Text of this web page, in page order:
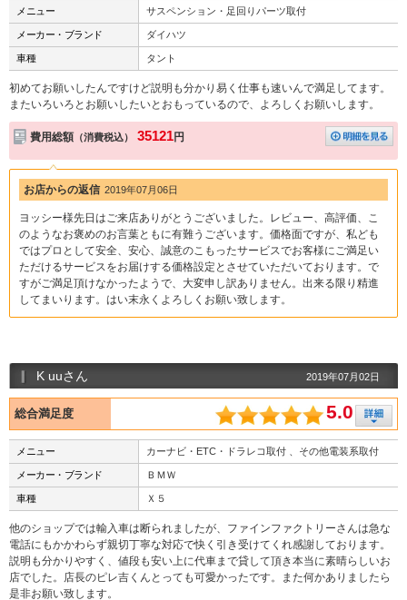
メニュー サスペンション・足回りパーツ取付
メーカー・ブランド ダイハツ
車種 タント
初めてお願いしたんですけど説明も分かり易く仕事も速いんで満足してます。
またいろいろとお願いしたいとおもっているので、よろしくお願いします。
費用総額 （消費税込） 35121円
お店からの返信 2019年07月06日
ヨッシー様先日はご来店ありがとうございました。レビュー、高評価、こ
のようなお褒めのお言葉ともに有難うございます。価格面ですが、私ども
ではプロとして安全、安心、誠意のこもったサービスでお客様にご満足い
ただけるサービスをお届けする価格設定とさせていただいております。で
すがご満足頂けなかったようで、大変申し訳ありません。出来る限り精進
してまいります。はい末永くよろしくお願い致します。
K uuさん 2019年07月02日
総合満足度 5.0
メニュー カーナビ・ETC・ドラレコ取付 、その他電装系取付
メーカー・ブランド ＢＭＷ
車種 Ｘ５
他のショップでは輸入車は断られましたが、ファインファクトリーさんは急な
電話にもかかわらず親切丁寧な対応で快く引き受けてくれ感謝しております。
説明も分かりやすく、値段も安い上に代車まで貸して頂き本当に素晴らしいお
店でした。店長のピレ吉くんとっても可愛かったです。また何かありましたら
是非お願い致します。